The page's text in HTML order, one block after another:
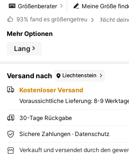
Meine Größe
Größenberater
93% fand es größengetreu Nicht
Mehr Optionen
Lang
Versand nach Liechtenstein
Kostenloser Versand
Voraussichtliche Lieferung: 8-9
30-Tage Rückgabe
Sichere Zahlungen · Datenschutz
Verkauft und versendet durch den